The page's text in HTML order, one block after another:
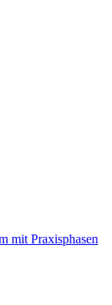
mit Praxisphasen